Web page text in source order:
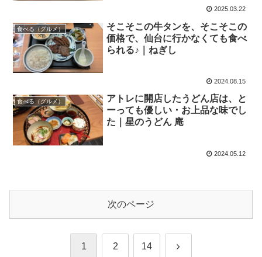
2025.03.22
食べる（グルメ）
そこそこの牛タンを、そこそこの
価格で、仙台に行かなくても食べ
られる♪｜ねぎし
2024.08.15
食べる（グルメ）
アトレに開店したうどん店は、と
ーっても優しい・お上品な味でし
た｜星のうどん 庵
2024.05.12
次のページ
1 2 14 次